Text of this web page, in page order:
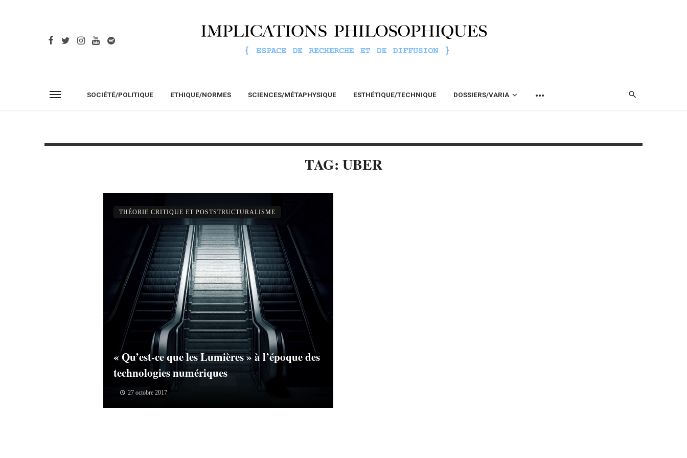
SOCIÉTÉ/POLITIQUE ETHIQUE/NORMES SCIENCES/MÉTAPHYSIQUE ESTHÉTIQUE/TECHNIQUE DOSSIERS/VARIA
TAG: UBER
« Qu’est-ce que les Lumières » à l’époque des
technologies numériques
27 octobre 2017
THÉORIE CRITIQUE ET POSTSTRUCTURALISME